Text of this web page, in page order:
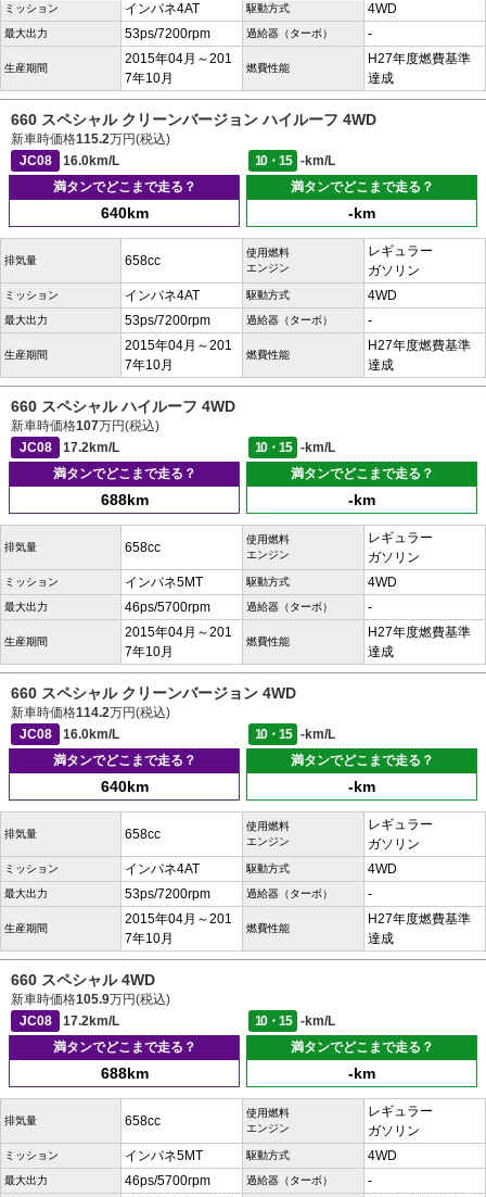
ミッション インパネ4AT 駆動方式 4WD
最大出力 53ps/7200rpm 過給器（ターボ） -
生産期間
2015年04月～201
7年10月
燃費性能
H27年度燃費基準
達成
660 スペシャル クリーンバージョン ハイルーフ 4WD
新車時価格115.2万円(税込)
JC08
16.0km/L 10・15
-km/L
満タンでどこまで走る？
640km
満タンでどこまで走る？
-km
排気量 658cc
使用燃料
エンジン
レギュラー
ガソリン
ミッション インパネ4AT 駆動方式 4WD
最大出力 53ps/7200rpm 過給器（ターボ） -
生産期間
2015年04月～201
7年10月
燃費性能
H27年度燃費基準
達成
660 スペシャル ハイルーフ 4WD
新車時価格107万円(税込)
JC08
17.2km/L 10・15
-km/L
満タンでどこまで走る？
688km
満タンでどこまで走る？
-km
排気量 658cc
使用燃料
エンジン
レギュラー
ガソリン
ミッション インパネ5MT 駆動方式 4WD
最大出力 46ps/5700rpm 過給器（ターボ） -
生産期間
2015年04月～201
7年10月
燃費性能
H27年度燃費基準
達成
660 スペシャル クリーンバージョン 4WD
新車時価格114.2万円(税込)
JC08
16.0km/L 10・15
-km/L
満タンでどこまで走る？
640km
満タンでどこまで走る？
-km
排気量 658cc
使用燃料
エンジン
レギュラー
ガソリン
ミッション インパネ4AT 駆動方式 4WD
最大出力 53ps/7200rpm 過給器（ターボ） -
生産期間
2015年04月～201
7年10月
燃費性能
H27年度燃費基準
達成
660 スペシャル 4WD
新車時価格105.9万円(税込)
JC08
17.2km/L 10・15
-km/L
満タンでどこまで走る？
688km
満タンでどこまで走る？
-km
排気量 658cc
使用燃料
エンジン
レギュラー
ガソリン
ミッション インパネ5MT 駆動方式 4WD
最大出力 46ps/5700rpm 過給器（ターボ） -